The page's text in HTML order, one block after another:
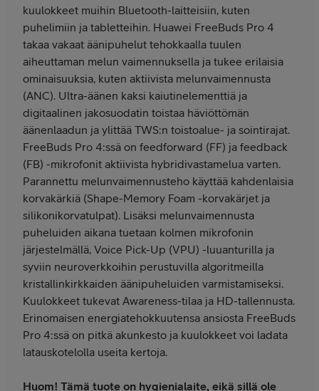
kuulokkeet muihin Bluetooth-laitteisiin, kuten
puhelimiin ja tabletteihin. Huawei FreeBuds Pro 4
takaa vakaat äänipuhelut tehokkaalla tuulen
aiheuttaman melun vaimennuksella ja tukee erilaisia
ominaisuuksia, kuten aktiivista melunvaimennusta
(ANC). Ultra-äänen kaksi kaiutinelementtiä ja
digitaalinen jakosuodatin toistaa häviöttömän
äänenlaadun ja ylittää TWS:n toistoalue- ja sointirajat.
FreeBuds Pro 4:ssä on feedforward (FF) ja feedback
(FB) -mikrofonit aktiivista hybridivastamelua varten.
Parannettu melunvaimennusteho käyttää kahdenlaisia
korvakärkiä (Shape-Memory Foam -korvakärjet ja
silikonikorvatulpat). Lisäksi melunvaimennusta
puheluiden aikana tuetaan kolmen mikrofonin
järjestelmällä, Voice Pick-Up (VPU) -luuanturilla ja
syviin neuroverkkoihin perustuvilla algoritmeilla
kristallinkirkkaiden äänipuheluiden varmistamiseksi.
Kuulokkeet tukevat Awareness-tilaa ja HD-tallennusta.
Erinomaisen energiatehokkuutensa ansiosta FreeBuds
Pro 4:ssä on pitkä akunkesto ja kuulokkeet voi ladata
latauskotelolla useita kertoja.
Huom! Tämä tuote on hygienialaite, eikä sillä ole